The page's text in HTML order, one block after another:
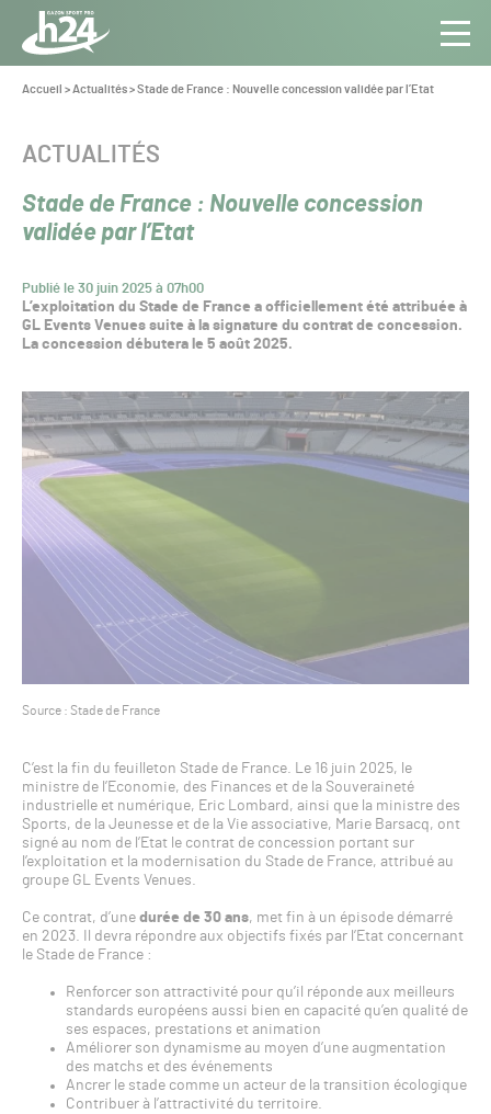
Panneau de gestion des cookies
Aller au contenu
Toute
l’info
Pro
Vous
Accueil >Actualités>Stade de France : Nouvelle concession validée par l’Etat
Stade de France : Nouvelle concession
validée par l’Etat
Publié le 30 juin 2025 à 07h00
CATÉGORIE :
ACTUALITÉS
L’exploitation du Stade de France a officiellement été attribuée à
GL Events Venues suite à la signature du contrat de concession.
La concession débutera le 5 août 2025.
Source : Stade de France
C’est la fin du feuilleton Stade de France. Le 16 juin 2025, le
ministre de l’Economie, des Finances et de la Souveraineté
industrielle et numérique, Eric Lombard, ainsi que la ministre des
Sports, de la Jeunesse et de la Vie associative, Marie Barsacq, ont
signé au nom de l’Etat le contrat de concession portant sur
l’exploitation et la modernisation du Stade de France, attribué au
groupe GL Events Venues.
Ce contrat, d’une durée de 30 ans, met fin à un épisode démarré
en 2023. Il devra répondre aux objectifs fixés par l’Etat concernant
le Stade de France :
Renforcer son attractivité pour qu’il réponde aux meilleurs
standards européens aussi bien en capacité qu’en qualité de
ses espaces, prestations et animation
Améliorer son dynamisme au moyen d’une augmentation
des matchs et des événements
Ancrer le stade comme un acteur de la transition écologique
Contribuer à l’attractivité du territoire.